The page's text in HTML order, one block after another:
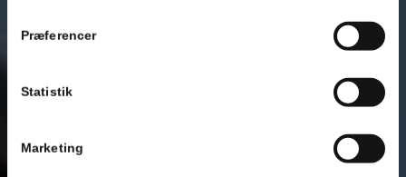
Præferencer
Statistik
Marketing